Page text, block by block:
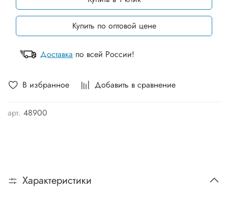
В избранное Добавить в сравнение
арт. 48900
Купить по оптовой цене
Доставка по всей России!
Характеристики